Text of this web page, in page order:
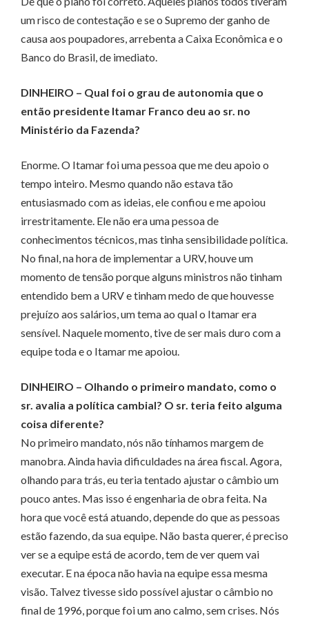
um risco de contestação e se o Supremo der ganho de
causa aos poupadores, arrebenta a Caixa Econômica e o
Ban­­co do Brasil, de imediato.
DINHEIRO – Qual foi o grau de autonomia que o
então presidente Itamar Franco deu ao sr. no
Ministério da Fazenda?
Enorme. O Itamar foi uma pessoa que me deu apoio o
tempo inteiro. Mesmo quando não estava tão
entusiasmado com as ideias, ele confiou e me apoiou
irrestritamente. Ele não era uma pessoa de
conhecimentos técnicos, mas tinha sensibilidade política.
No final, na hora de implementar a URV, houve um
momento de tensão porque alguns ministros não tinham
entendido bem a URV e tinham medo de que houvesse
prejuízo aos salários, um tema ao qual o Itamar era
sensível. Naquele momento, tive de ser mais duro com a
equipe toda e o Itamar me apoiou.
DINHEIRO – Olhando o primeiro mandato, como o
sr. avalia a política cambial? O sr. teria feito alguma
coisa diferente?
No primeiro mandato, nós não tínhamos margem de
manobra. Ainda havia dificuldades na área fiscal. Agora,
olhando para trás, eu teria tentado ajustar o câmbio um
pouco antes. Mas isso é engenharia de obra feita. Na
hora que você está atuando, depende do que as pessoas
estão fazendo, da sua equipe. Não basta querer, é preciso
ver se a equipe está de acordo, tem de ver quem vai
executar. E na época não havia na equipe essa mesma
visão. Talvez tivesse sido possível ajustar o câmbio no
final de 1996, porque foi um ano calmo, sem crises. Nós